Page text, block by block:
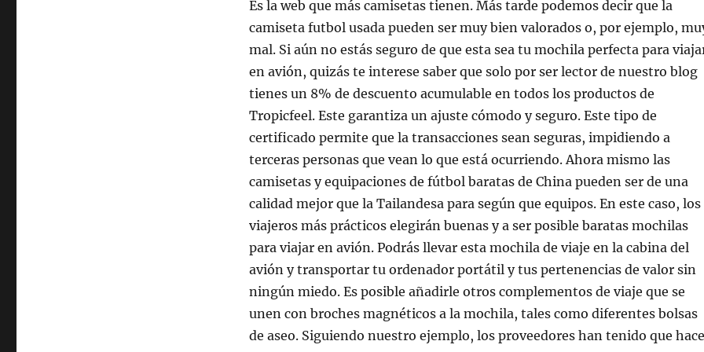
Es la web que más camisetas tienen. Más tarde podemos decir que la
camiseta futbol usada pueden ser muy bien valorados o, por ejemplo,
mal. Si aún no estás seguro de que esta sea tu mochila perfecta para
en avión, quizás te interese saber que solo por ser lector de nuestro blog
tienes un 8% de descuento acumulable en todos los productos de
Tropicfeel. Este garantiza un ajuste cómodo y seguro. Este tipo de
certificado permite que la transacciones sean seguras, impidiendo a
terceras personas que vean lo que está ocurriendo. Ahora mismo las
camisetas y equipaciones de fútbol baratas de China pueden ser de una
calidad mejor que la Tailandesa para según que equipos. En este caso, los
viajeros más prácticos elegirán buenas y a ser posible baratas mochilas
para viajar en avión. Podrás llevar esta mochila de viaje en la cabina del
avión y transportar tu ordenador portátil y tus pertenencias de valor sin
ningún miedo. Es posible añadirle otros complementos de viaje que se
unen con broches magnéticos a la mochila, tales como diferentes bolsas
de aseo. Siguiendo nuestro ejemplo, los proveedores han tenido que